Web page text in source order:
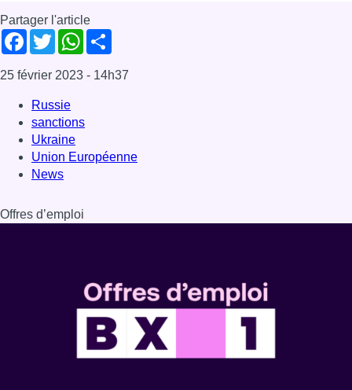
Partager l'article
Facebook
TwitterWhatsApp
25 février 2023 - 14h37
Russie
sanctions
Ukraine
Union Européenne
News
Offres d’emploi